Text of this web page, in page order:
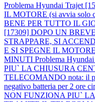
Problema Hyundai Trajet
IL MOTORE (si avvia solo
BENE PER TUTTO IL
[17309] DOPO UN
STRAPPARE, SI
E SI SPEGNE IL
MINUTI Problema
PIU` LA CHIUSURA
TELECOMANDO nota: il
negativo batteria per 2 ore
NON FUNZIONA PIU`